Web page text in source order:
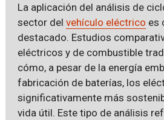
La aplicación del análisis de
sector del vehículo eléctrico es
destacado. Estudios
eléctricos y de combustible
cómo, a pesar de la energía
fabricación de baterías, los
significativamente más
vida útil. Este tipo de análisis